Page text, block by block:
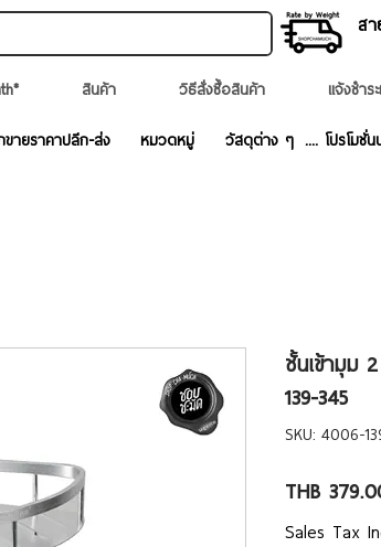
สา
สินค้า วิธีสั่งซื้อสินค้า แจ้งชำร
ายราคาปลีก-ส่ง หมวดหมู่ วัสดุต่าง ๆ .... โปรโมชั่
ชั้นเข้ามุม
139-345
SKU: 4006-
THB
Sales Tax